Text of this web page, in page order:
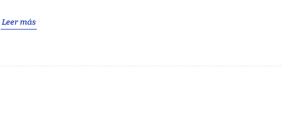
Leer más